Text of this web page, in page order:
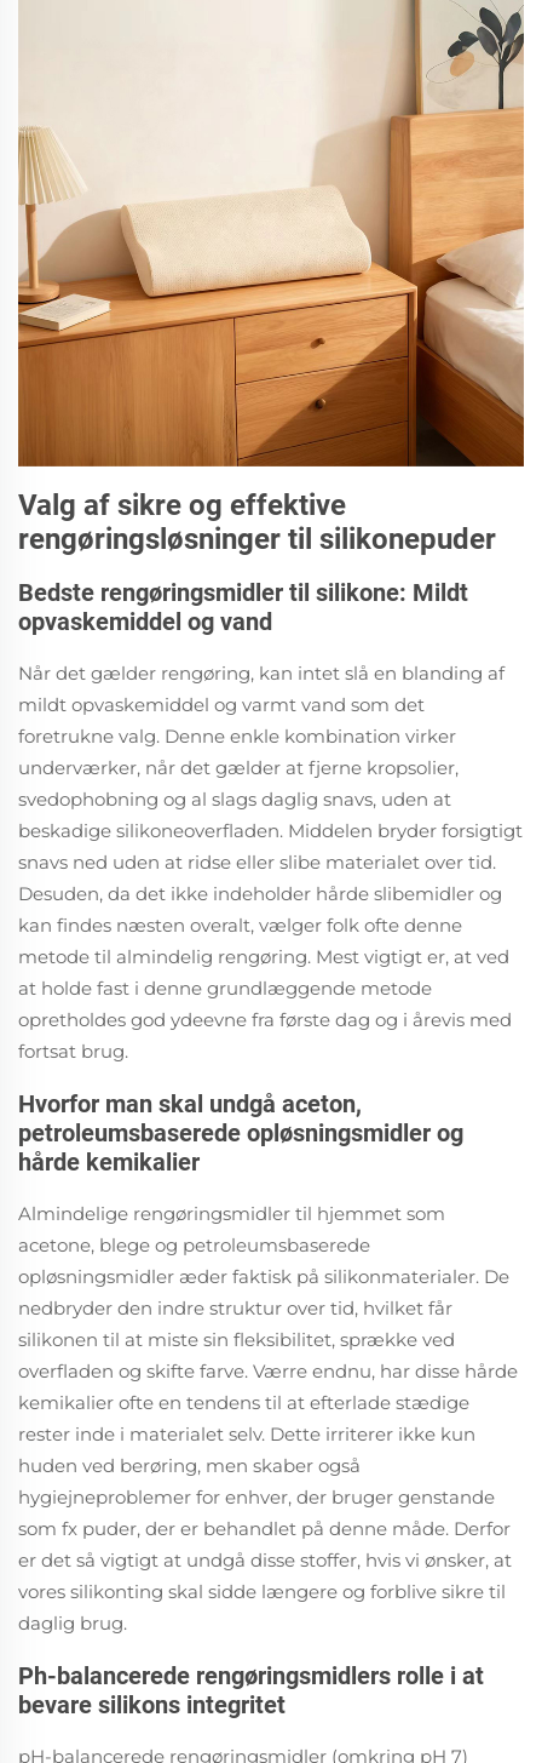
Valg af sikre og effektive
rengøringsløsninger til silikonepuder
Bedste rengøringsmidler til silikone: Mildt
opvaskemiddel og vand
Når det gælder rengøring, kan intet slå en blanding af
mildt opvaskemiddel og varmt vand som det
foretrukne valg. Denne enkle kombination virker
underværker, når det gælder at fjerne kropsolier,
svedophobning og al slags daglig snavs, uden at
beskadige silikoneoverfladen. Middelen bryder forsigtigt
snavs ned uden at ridse eller slibe materialet over tid.
Desuden, da det ikke indeholder hårde slibemidler og
kan findes næsten overalt, vælger folk ofte denne
metode til almindelig rengøring. Mest vigtigt er, at ved
at holde fast i denne grundlæggende metode
opretholdes god ydeevne fra første dag og i årevis med
fortsat brug.
Hvorfor man skal undgå aceton,
petroleumsbaserede opløsningsmidler og
hårde kemikalier
Almindelige rengøringsmidler til hjemmet som
acetone, blege og petroleumsbaserede
opløsningsmidler æder faktisk på silikonmaterialer. De
nedbryder den indre struktur over tid, hvilket får
silikonen til at miste sin fleksibilitet, sprække ved
overfladen og skifte farve. Værre endnu, har disse hårde
kemikalier ofte en tendens til at efterlade stædige
rester inde i materialet selv. Dette irriterer ikke kun
huden ved berøring, men skaber også
hygiejneproblemer for enhver, der bruger genstande
som fx puder, der er behandlet på denne måde. Derfor
er det så vigtigt at undgå disse stoffer, hvis vi ønsker, at
vores silikonting skal sidde længere og forblive sikre til
daglig brug.
Ph-balancerede rengøringsmidlers rolle i at
bevare silikons integritet
pH-balancerede rengøringsmidler (omkring pH 7)